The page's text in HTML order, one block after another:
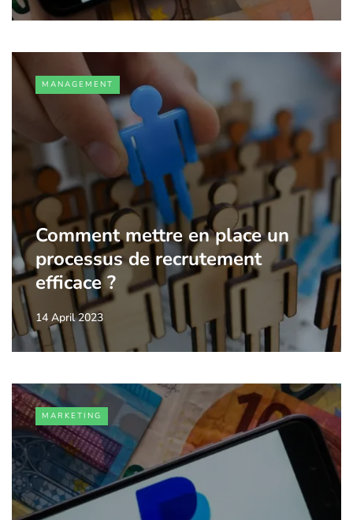
MANAGEMENT
Comment mettre en place un
processus de recrutement
efficace ?
14 April 2023
MARKETING